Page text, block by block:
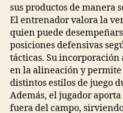
sus productos de manera
El entrenador valora la
quien puede
posiciones defensivas
tácticas. Su incorporación
en la alineación y
distintos estilos de juego
Además, el jugador
fuera del campo,